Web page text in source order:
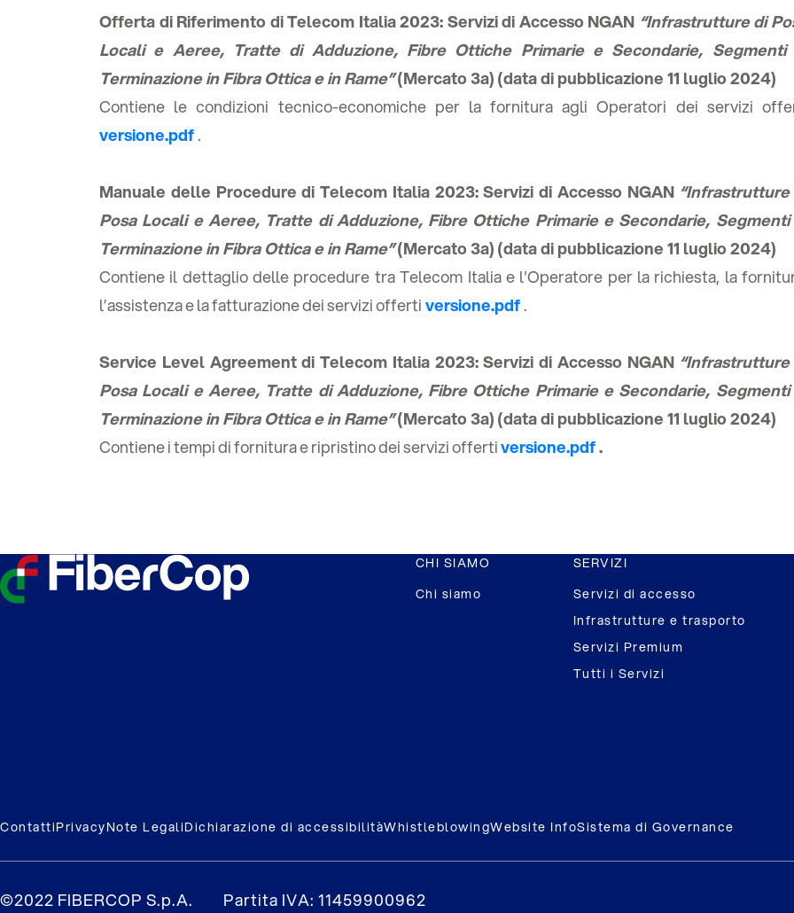
Offerta di Riferimento di Telecom Italia 2023: Servizi di Accesso NGAN “Infrastrutture di
Locali e Aeree, Tratte di Adduzione, Fibre Ottiche Primarie e Secondarie, Segmenti
Terminazione in Fibra Ottica e in Rame”(Mercato 3a) (data di pubblicazione 11 luglio 2024)
Contiene le condizioni tecnico-economiche per la fornitura agli Operatori dei servizi
versione.pdf.
Manuale delle Procedure di Telecom Italia 2023: Servizi di Accesso NGAN“Infrastrutture
Posa Locali e Aeree, Tratte di Adduzione, Fibre Ottiche Primarie e Secondarie, Segmenti
Terminazione in Fibra Ottica e in Rame”(Mercato 3a) (data di pubblicazione 11 luglio 2024)
Contiene il dettaglio delle procedure tra Telecom Italia e l'Operatore per la richiesta, la
l’assistenza e la fatturazione dei servizi offertiversione.pdf.
Service Level Agreement di Telecom Italia 2023: Servizi di Accesso NGAN“Infrastrutture
Posa Locali e Aeree, Tratte di Adduzione, Fibre Ottiche Primarie e Secondarie, Segmenti
Terminazione in Fibra Ottica e in Rame”(Mercato 3a) (data di pubblicazione 11 luglio 2024)
Contiene i tempi di fornitura e ripristino dei servizi offertiversione.pdf.
CHI SIAMO
Chi siamo
SERVIZI
Servizi di accesso
Infrastrutture e trasporto
Servizi Premium
Tutti i Servizi
ContattiPrivacyNote LegaliDichiarazione di accessibilitàWhistleblowingWebsite InfoSistema di Governance
©2022 FIBERCOP S.p.A. Partita IVA: 11459900962